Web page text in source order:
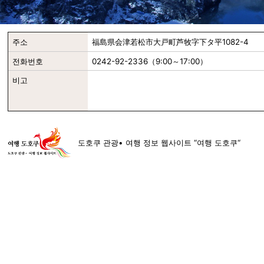
주소 福島県会津若松市大戸町芦牧字下タ平1082-4
전화번호 0242-92-2336（9:00～17:00）
비고
도호쿠 관광• 여행 정보 웹사이트 “여행 도호쿠“